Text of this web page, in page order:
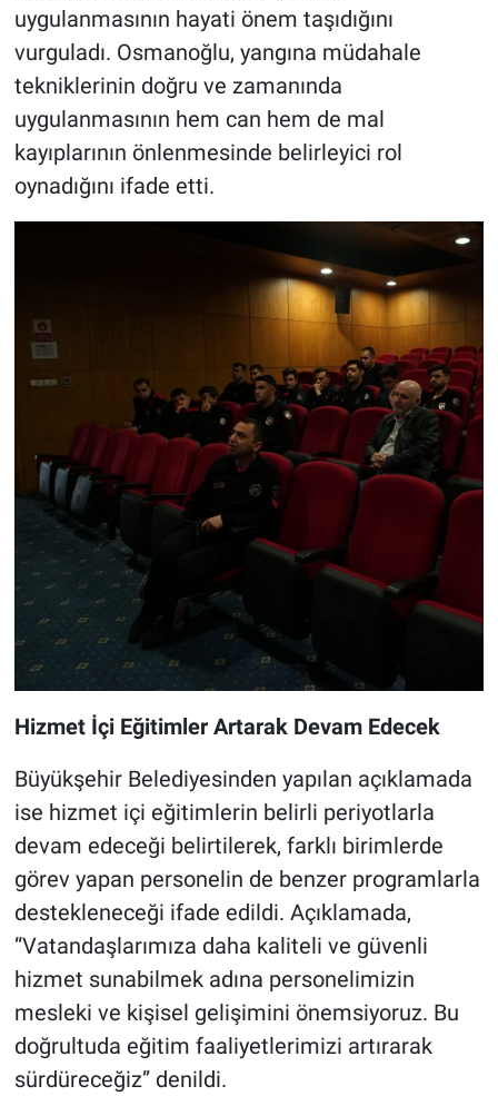
uygulanmasının hayati önem taşıdığını
vurguladı. Osmanoğlu, yangına müdahale
tekniklerinin doğru ve zamanında
uygulanmasının hem can hem de mal
kayıplarının önlenmesinde belirleyici rol
oynadığını ifade etti.
Hizmet İçi Eğitimler Artarak Devam Edecek
Büyükşehir Belediyesinden yapılan açıklamada
ise hizmet içi eğitimlerin belirli periyotlarla
devam edeceği belirtilerek, farklı birimlerde
görev yapan personelin de benzer programlarla
destekleneceği ifade edildi. Açıklamada,
“Vatandaşlarımıza daha kaliteli ve güvenli
hizmet sunabilmek adına personelimizin
mesleki ve kişisel gelişimini önemsiyoruz. Bu
doğrultuda eğitim faaliyetlerimizi artırarak
sürdüreceğiz” denildi.